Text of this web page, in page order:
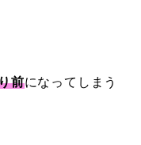
前になってしまう